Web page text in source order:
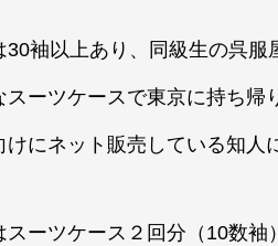
30袖以上あり、同級生の呉服
スーツケースで東京に持ち帰
けにネット販売している知人
スーツケース２回分（10数袖